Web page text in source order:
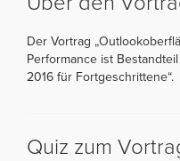
Der Vortrag
Performance ist
2016 für Fortgeschrittene“.
Quiz zum